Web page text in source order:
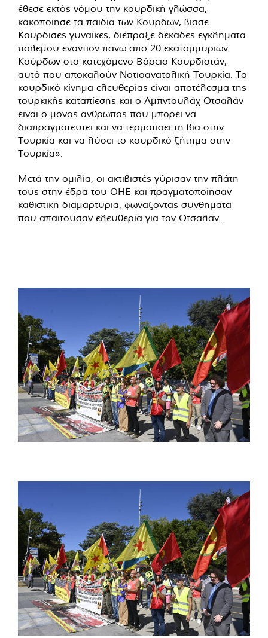
έθεσε εκτός νόμου την κουρδική γλώσσα,
κακοποίησε τα παιδιά των Κούρδων, βίασε
Κούρδισες γυναίκες, διέπραξε δεκάδες εγκλήματα
πολέμου εναντίον πάνω από 20 εκατομμυρίων
Κούρδων στο κατεχόμενο Βόρειο Κουρδιστάν,
αυτό που αποκαλούν Νοτιοανατολική Τουρκία. Το
κουρδικό κίνημα ελευθερίας είναι αποτέλεσμα της
τουρκικής καταπίεσης και ο Αμπντουλάχ Οτσαλάν
είναι ο μόνος άνθρωπος που μπορεί να
διαπραγματευτεί και να τερματίσει τη βία στην
Τουρκία και να λύσει το κουρδικό ζήτημα στην
Τουρκία».
Μετά την ομιλία, οι ακτιβιστές γύρισαν την πλάτη
τους στην έδρα του ΟΗΕ και πραγματοποίησαν
καθιστική διαμαρτυρία, φωνάζοντας συνθήματα
που απαιτούσαν ελευθερία για τον Οτσαλάν.